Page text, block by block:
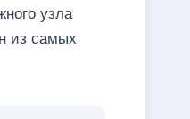
узла
из самых